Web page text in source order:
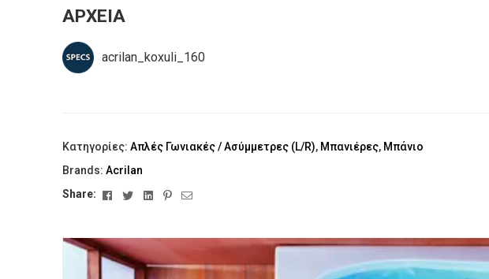
ΑΡΧΕΙΑ
acrilan_koxuli_160
Κατηγορίες: Απλές Γωνιακές / Ασύμμετρες (L/R), Μπανιέρες, Μπάνιο
Brands: Acrilan
Share:
FacebookTwitterLinkedinPinterest
Email